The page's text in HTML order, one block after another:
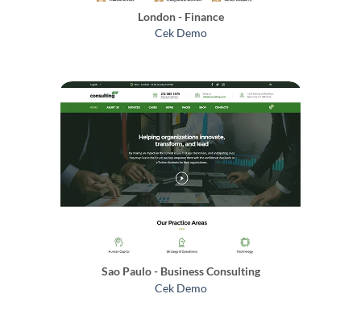
London - Finance
Cek Demo
Sao Paulo - Business Consulting
Cek Demo